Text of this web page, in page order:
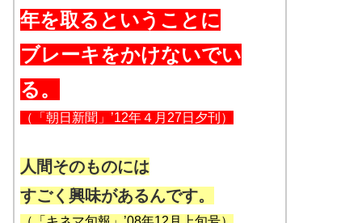
年を取るということに
ブレーキをかけないでい
る。
（「朝日新聞」’12年４月27日夕刊）
人間そのものには
すごく興味があるんです。